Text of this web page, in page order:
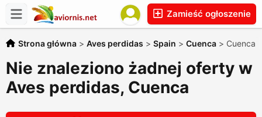
Zamieść ogłoszenie
Strona główna > Aves perdidas > Spain > Cuenca > Cuenca
Nie znaleziono żadnej oferty w
Aves perdidas, Cuenca